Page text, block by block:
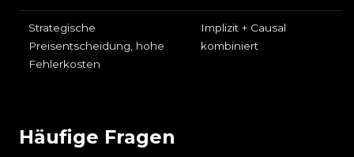
Strategische
Preisentscheidung, hohe
Fehlerkosten
Implizit + Causal
kombiniert
Häufige Fragen